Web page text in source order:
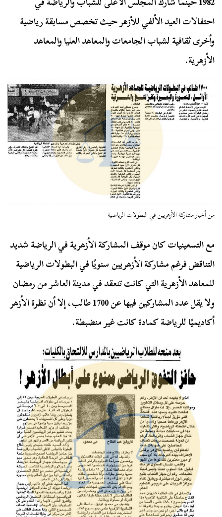
احتفالات العيد الألفي للأزهر حيث تخصص مسابقة رياضية
وأخرى ثقافية لشباب الجامعات والمعاهد العليا والمعاهد
الأزهرية.
من أخبار مشاركة الأزهريين في البطولات الرياضية
مع التسعينيات كان موقف المشاركة الأزهرية في الرياضة شديد
التناقض فرغم مشاركة الأزهريين سنويًا في البطولات الرياضية
للمعاهد الأزهرية التي كانت تنعقد في مدينة العاشر من رمضان
ولا يقل عدد المشاركين فيها عن 1700 طالب، إلا أن نظرة الأزهر
أكاديميًا للرياضة كمادة كانت غير منضبطة.